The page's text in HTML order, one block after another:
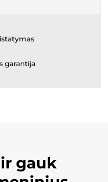
garantija
gauk